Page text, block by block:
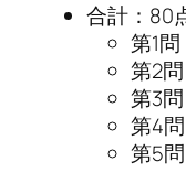
合計： 80
第1問
第2
第3
第4
第5